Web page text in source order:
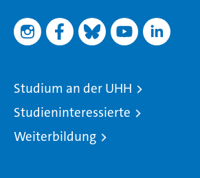
Studium an der UHH
Studieninteressierte
Weiterbildung